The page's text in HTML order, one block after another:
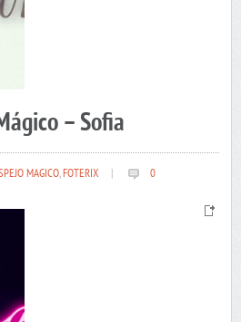
– Sofia
MAGICO,FOTERIX 0